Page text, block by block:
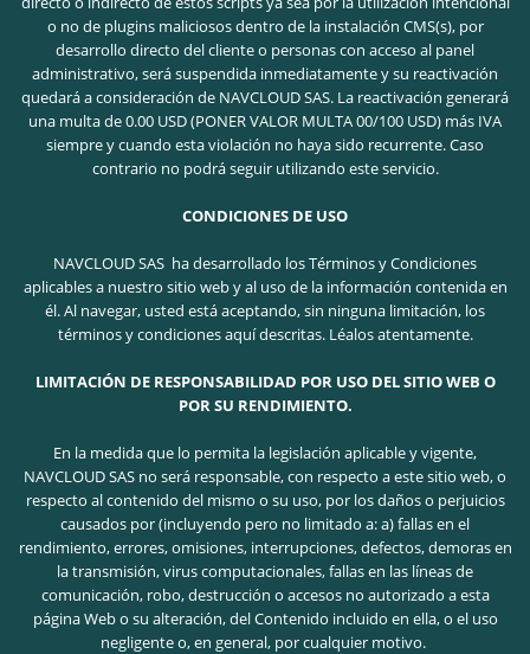
o no de plugins maliciosos dentro de la instalación CMS(s), por
desarrollo directo del cliente o personas con acceso al panel
administrativo, será suspendida inmediatamente y su reactivación
quedará a consideración de NAVCLOUD SAS. La reactivación generará
una multa de 0.00 USD (PONER VALOR MULTA 00/100 USD) más IVA
siempre y cuando esta violación no haya sido recurrente. Caso
contrario no podrá seguir utilizando este servicio.
CONDICIONES DE USO
NAVCLOUD SAS ha desarrollado los Términos y Condiciones
aplicables a nuestro sitio web y al uso de la información contenida en
él. Al navegar, usted está aceptando, sin ninguna limitación, los
términos y condiciones aquí descritas. Léalos atentamente.
LIMITACIÓN DE RESPONSABILIDAD POR USO DEL SITIO WEB O
POR SU RENDIMIENTO.
En la medida que lo permita la legislación aplicable y vigente,
NAVCLOUD SAS no será responsable, con respecto a este sitio web, o
respecto al contenido del mismo o su uso, por los daños o perjuicios
causados por (incluyendo pero no limitado a: a) fallas en el
rendimiento, errores, omisiones, interrupciones, defectos, demoras en
la transmisión, virus computacionales, fallas en las líneas de
comunicación, robo, destrucción o accesos no autorizado a esta
página Web o su alteración, del Contenido incluido en ella, o el uso
negligente o, en general, por cualquier motivo.